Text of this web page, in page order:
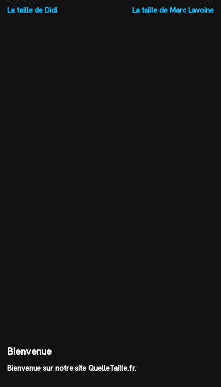
La taille de Didi La taille de Marc Lavoine
Bienvenue
Bienvenue sur notre site QuelleTaille.fr.